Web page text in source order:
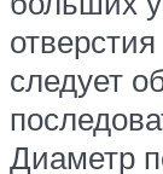
следует
Диаметр